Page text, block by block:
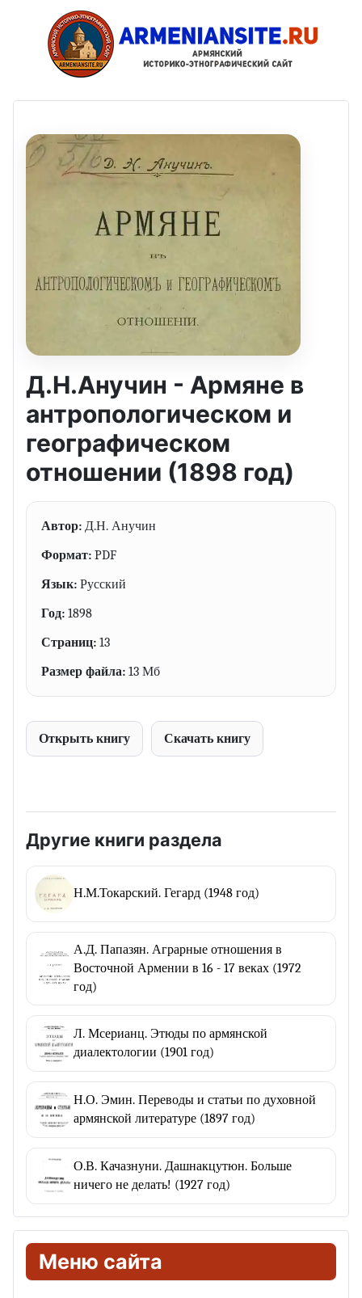
Меню сайта
Д.Н.Анучин - Армяне в
антропологическом и
географическом
отношении (1898 год)
Автор: Д.Н. Анучин
Формат: PDF
Язык: Русский
Год: 1898
Страниц: 13
Размер файла: 13 Мб
Открыть книгу Скачать книгу
Другие книги раздела
Н.М.Токарский. Гегард (1948 год)
А.Д. Папазян. Аграрные отношения в
Восточной Армении в 16 - 17 веках (1972
год)
Л. Мсерианц. Этюды по армянской
диалектологии (1901 год)
Н.О. Эмин. Переводы и статьи по духовной
армянской литературе (1897 год)
О.В. Качазнуни. Дашнакцутюн. Больше
ничего не делать! (1927 год)